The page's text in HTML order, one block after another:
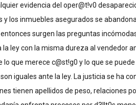
evidencia del oper@t!v0
y los inmuebles asegurados se
surgen las preguntas
la ley con la misma dureza al vendedor
que merece c@st!g0 y lo que se
iguales ante la ley. La justicia se ha
tienen apellidos de peso, relaciones